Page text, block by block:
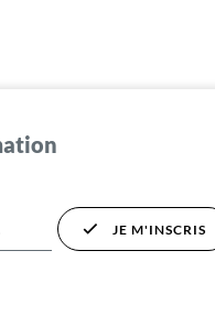
JE M'INSCRIS